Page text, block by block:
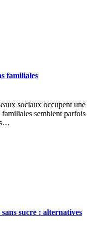
familiales
sociaux occupent une
semblent parfois
sucre : alternatives